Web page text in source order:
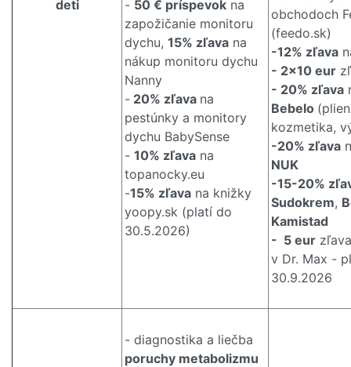
deti - 50 € príspevok na
zapožičanie monitoru
dychu, 15% zľava na
nákup monitoru dychu
Nanny
- 20% zľava na
pestúnky a monitory
dychu BabySense
- 10% zľava na
topanocky.eu
-15% zľava na knižky
yoopy.sk (platí do
30.5.2026)
obchodoch
(feedo.sk)
-12% zľava
- 2x10 eur
- 20% zľava
Bebelo
kozmetika,
-20% zľava
NUK
-15-20%
Sudokrem,
Kamistad
- 5 eur
v Dr. Max -
30.9.2026
- diagnostika a liečba
poruchy metabolizmu